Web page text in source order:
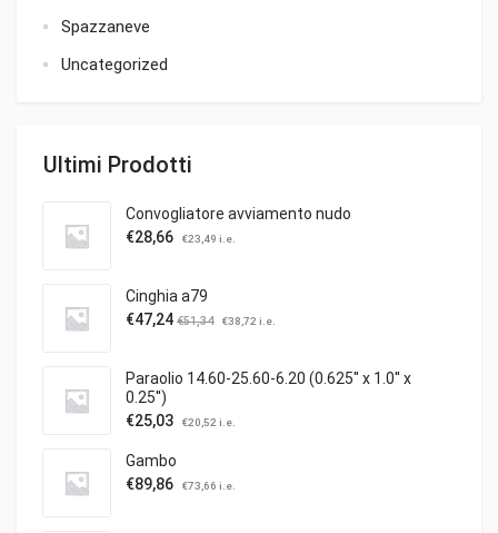
Spazzaneve
Uncategorized
Ultimi Prodotti
Convogliatore avviamento nudo
€28,66 €23,49 i.e.
Cinghia a79
€47,24 €51,34 €38,72 i.e.
Paraolio 14.60-25.60-6.20 (0.625'' x 1.0'' x
0.25'')
€25,03 €20,52 i.e.
Gambo
€89,86 €73,66 i.e.